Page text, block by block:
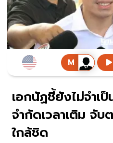
เอกนัฏชี้ยังไม่จำเ
จำกัดเวลาเติม จับ
ใกล้ชิด